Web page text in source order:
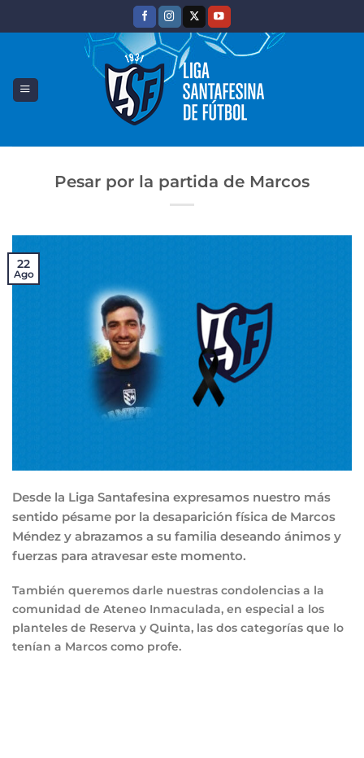
Pesar por la partida de Marcos
22
Ago
Desde la Liga Santafesina expresamos nuestro más
sentido pésame por la desaparición física de Marcos
Méndez y abrazamos a su familia deseando ánimos y
fuerzas para atravesar este momento.
También queremos darle nuestras condolencias a la
comunidad de Ateneo Inmaculada, en especial a los
planteles de Reserva y Quinta, las dos categorías que lo
tenían a Marcos como profe.